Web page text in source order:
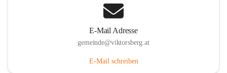
E-Mail Adresse
gemeinde@viktorsberg.at
E-Mail schreiben